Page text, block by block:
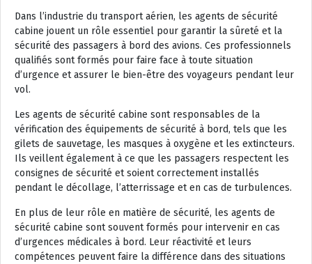
Dans l’industrie du transport aérien, les agents de sécurité
cabine jouent un rôle essentiel pour garantir la sûreté et la
sécurité des passagers à bord des avions. Ces professionnels
qualifiés sont formés pour faire face à toute situation
d’urgence et assurer le bien-être des voyageurs pendant leur
vol.
Les agents de sécurité cabine sont responsables de la
vérification des équipements de sécurité à bord, tels que les
gilets de sauvetage, les masques à oxygène et les extincteurs.
Ils veillent également à ce que les passagers respectent les
consignes de sécurité et soient correctement installés
pendant le décollage, l’atterrissage et en cas de turbulences.
En plus de leur rôle en matière de sécurité, les agents de
sécurité cabine sont souvent formés pour intervenir en cas
d’urgences médicales à bord. Leur réactivité et leurs
compétences peuvent faire la différence dans des situations